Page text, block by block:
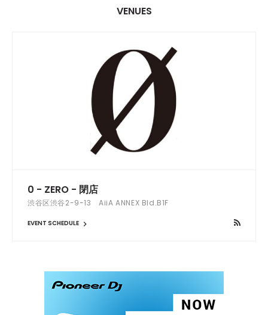
VENUES
0 - ZERO - 閉店
渋谷区渋谷2-9-13 AiiA ANNEX Bld.B1F
EVENT SCHEDULE